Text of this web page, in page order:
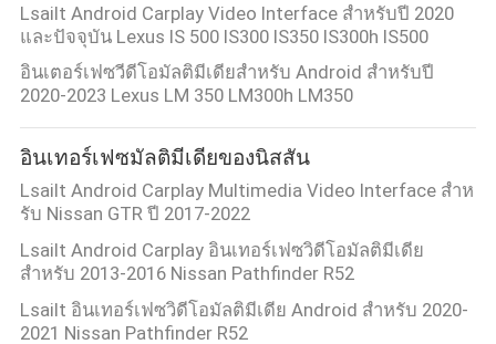
Lsailt Android Carplay Video Interface สําหรับปี 2020
และปัจจุบัน Lexus IS 500 IS300 IS350 IS300h IS500
อินเตอร์เฟซวีดีโอมัลติมีเดียสําหรับ Android สําหรับปี
2020-2023 Lexus LM 350 LM300h LM350
อินเทอร์เฟซมัลติมีเดียของนิสสัน
Lsailt Android Carplay Multimedia Video Interface สําห
รับ Nissan GTR ปี 2017-2022
Lsailt Android Carplay อินเทอร์เฟซวิดีโอมัลติมีเดีย
สำหรับ 2013-2016 Nissan Pathfinder R52
Lsailt อินเทอร์เฟซวิดีโอมัลติมีเดีย Android สำหรับ 2020-
2021 Nissan Pathfinder R52